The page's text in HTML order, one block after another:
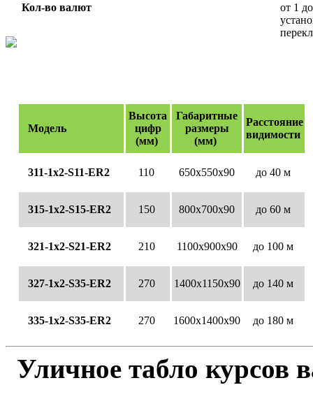
Кол-во валют
от 1
Модель
Высота
цифр
(мм)
Габаритные
размеры
(мм)
Расстояние
видимости
311-1х2-S11-ЕR2 110 650х550х90 до 40 м
315-1х2-S15-ЕR2 150 800х700х90 до 60 м
321-1х2-S21-ЕR2 210 1100х900х90 до 100 м
327-1х2-S35-ЕR2 270 1400х1150х90 до 140 м
335-1х2-S35-ЕR2 270 1600х1400х90 до 180 м
Уличное табло курсов